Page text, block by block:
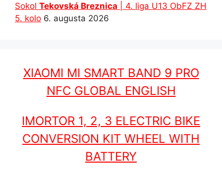
Sokol Tekovská Breznica | 4. liga U13 ObFZ ZH
5. kolo 6. augusta 2026
XIAOMI MI SMART BAND 9 PRO
NFC GLOBAL ENGLISH
IMORTOR 1, 2, 3 ELECTRIC BIKE
CONVERSION KIT WHEEL WITH
BATTERY